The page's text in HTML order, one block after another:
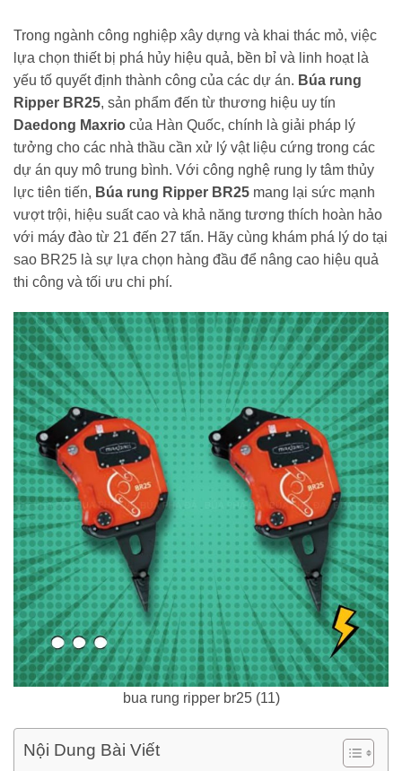
Trong ngành công nghiệp xây dựng và khai thác mỏ, việc
lựa chọn thiết bị phá hủy hiệu quả, bền bỉ và linh hoạt là
yếu tố quyết định thành công của các dự án. Búa rung
Ripper BR25, sản phẩm đến từ thương hiệu uy tín
Daedong Maxrio của Hàn Quốc, chính là giải pháp lý
tưởng cho các nhà thầu cần xử lý vật liệu cứng trong các
dự án quy mô trung bình. Với công nghệ rung ly tâm thủy
lực tiên tiến, Búa rung Ripper BR25 mang lại sức mạnh
vượt trội, hiệu suất cao và khả năng tương thích hoàn hảo
với máy đào từ 21 đến 27 tấn. Hãy cùng khám phá lý do tại
sao BR25 là sự lựa chọn hàng đầu để nâng cao hiệu quả
thi công và tối ưu chi phí.
bua rung ripper br25 (11)
Nội Dung Bài Viết